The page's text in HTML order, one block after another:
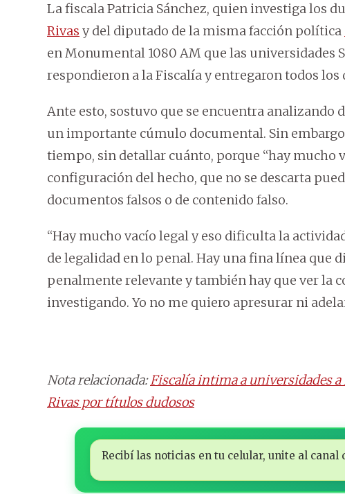
La fiscala Patricia Sánchez, quien investiga los
Rivas y del diputado de la misma facción política
en Monumental 1080 AM que las universidades
respondieron a la Fiscalía y entregaron todos
Ante esto, sostuvo que se encuentra analizando
un importante cúmulo documental. Sin
tiempo, sin detallar cuánto, porque “hay mucho
configuración del hecho, que no se descarta
documentos falsos o de contenido falso.
“Hay mucho vacío legal y eso dificulta la
de legalidad en lo penal. Hay una fina línea que
penalmente relevante y también hay que ver la
investigando. Yo no me quiero apresurar ni
Nota relacionada:Fiscalía intima a universidades
Rivas por títulos dudosos
Recibí las noticias en tu celular, unite al canal